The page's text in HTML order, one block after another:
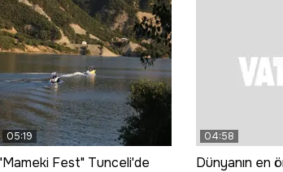
05:19
Fest" Tunceli'de
04:58
Dünyanın en